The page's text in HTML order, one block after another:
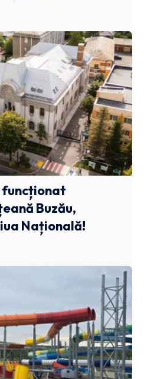
funcționat
Buzău,
Națională!